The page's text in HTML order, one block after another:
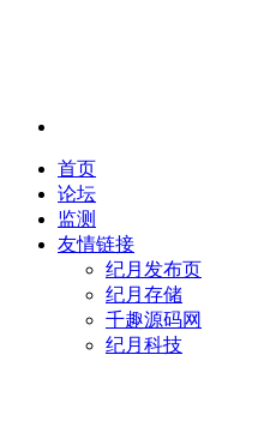
首页
论坛
监测
友情链接
纪月发布页
纪月存储
千趣源码网
纪月科技